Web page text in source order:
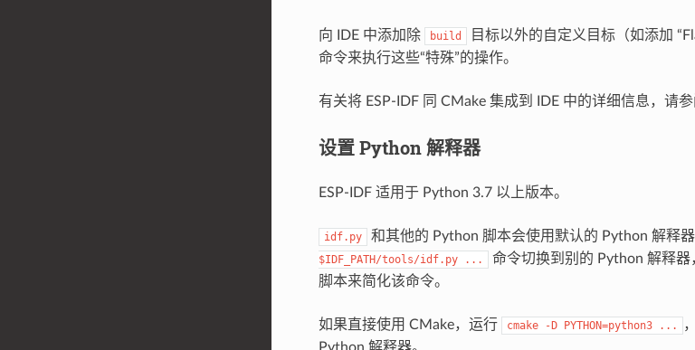
向 IDE 中添加除 build 目标以外的自定义目标（如添加
命令来执行这些“特殊”的操作。
有关将 ESP-IDF 同 CMake 集成到 IDE 中的详细信息，请参
设置 Python 解释器
ESP-IDF 适用于 Python 3.7 以上版本。
idf.py 和其他的 Python 脚本会使用默认的 Python 解释
$IDF_PATH/tools/idf.py
...
命令切换到别的 Python 解释
脚本来简化该命令。
如果直接使用 CMake，运行 cmake -D PYTHON=python3 ...